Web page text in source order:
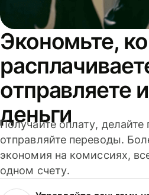
Экономьте,
отправляете
деньги
Получайте оплату, делайте
отправляйте переводы.
экономия на комиссиях,
одном счету.